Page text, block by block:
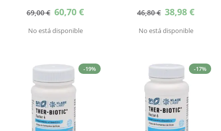
69,00 € Precio
especial
60,70 €
No está disponible
46,80 € Precio
especial
38,98 €
No está disponible
-19% -17%